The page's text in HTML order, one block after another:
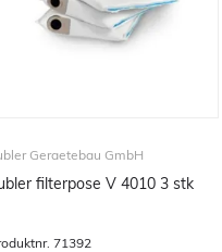
Geraetebau GmbH
filterpose V 4010 3 stk
71392